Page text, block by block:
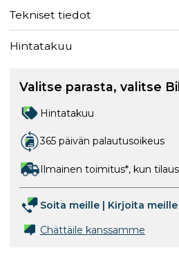
Tekniset tiedot
Hintatakuu
Valitse parasta, valitse
Hintatakuu
365 päivän palautusoikeus
Ilmainen toimitus*, kun
Soita meille | Kirjoita meille
Chättäile kanssamme